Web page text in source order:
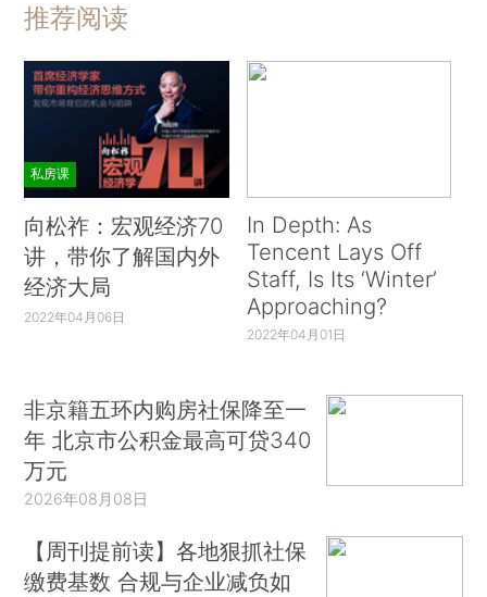
推荐阅读
私房课
向松祚：宏观经济70
讲，带你了解国内外
经济大局
2022年04月06日
In Depth: As
Tencent Lays Off
Staff, Is Its ‘Winter’
Approaching?
2022年04月01日
非京籍五环内购房社保降至一
年 北京市公积金最高可贷340
万元
2026年08月08日
【周刊提前读】各地狠抓社保
缴费基数 合规与企业减负如